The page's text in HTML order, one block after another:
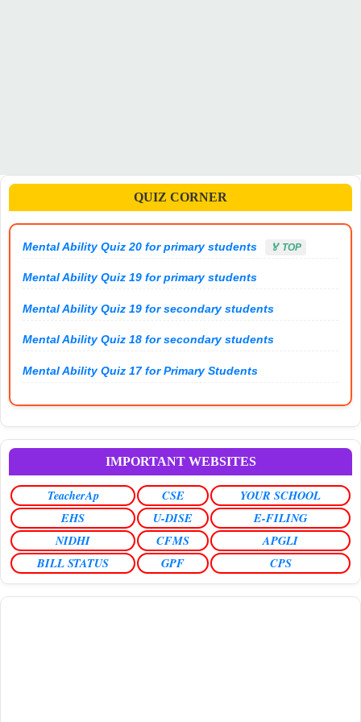
QUIZ CORNER
Mental Ability Quiz 20 for primary students 🏅 TOP
Mental Ability Quiz 19 for primary students
Mental Ability Quiz 19 for secondary students
Mental Ability Quiz 18 for secondary students
Mental Ability Quiz 17 for Primary Students
IMPORTANT WEBSITES
TeacherAp CSE
YOUR SCHOOL
EHS
U-DISE
E-FILING
NIDHI
CFMS
APGLI
BILL STATUS
GPF CPS